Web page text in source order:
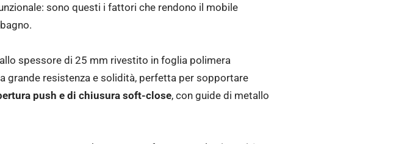
sono questi i fattori che rendono il mobile
spessore di 25 mm rivestito in foglia polimera
grande resistenza e solidità, perfetta per sopportare
push e di chiusura soft-close, con guide di metallo